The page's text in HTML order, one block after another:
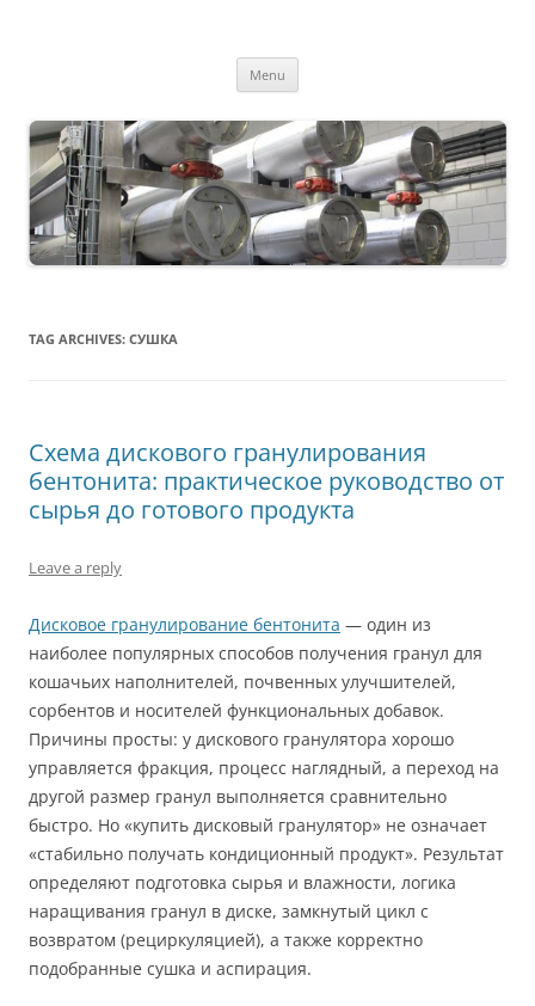
Menu
TAG ARCHIVES: СУШКА
Схема дискового гранулирования
бентонита: практическое руководство от
сырья до готового продукта
Leave a reply
Дисковое гранулирование бентонита — один из
наиболее популярных способов получения гранул для
кошачьих наполнителей, почвенных улучшителей,
сорбентов и носителей функциональных добавок.
Причины просты: у дискового гранулятора хорошо
управляется фракция, процесс наглядный, а переход на
другой размер гранул выполняется сравнительно
быстро. Но «купить дисковый гранулятор» не означает
«стабильно получать кондиционный продукт». Результат
определяют подготовка сырья и влажности, логика
наращивания гранул в диске, замкнутый цикл с
возвратом (рециркуляцией), а также корректно
подобранные сушка и аспирация.